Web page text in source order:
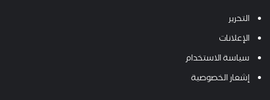
التحرير
الإعلانات
سياسة الاستخدام
إشعار الخصوصية